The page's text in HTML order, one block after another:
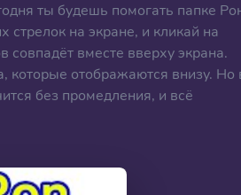
ты будешь помогать папке
стрелок на экране, и кликай на
вместе вверху экрана.
которые отображаются внизу. Но
без промедления, и всё